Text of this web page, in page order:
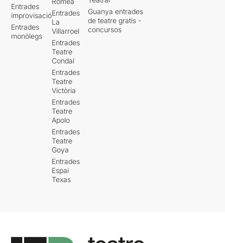
Entrades
improvisació
Entrades
monòlegs
Entrades
La
Villarroel
Entrades
Teatre
Condal
Entrades
Teatre
Victòria
Entrades
Teatre
Apolo
Entrades
Teatre
Goya
Entrades
Espai
Texas
Guanya entrades
de teatre gratis -
concursos